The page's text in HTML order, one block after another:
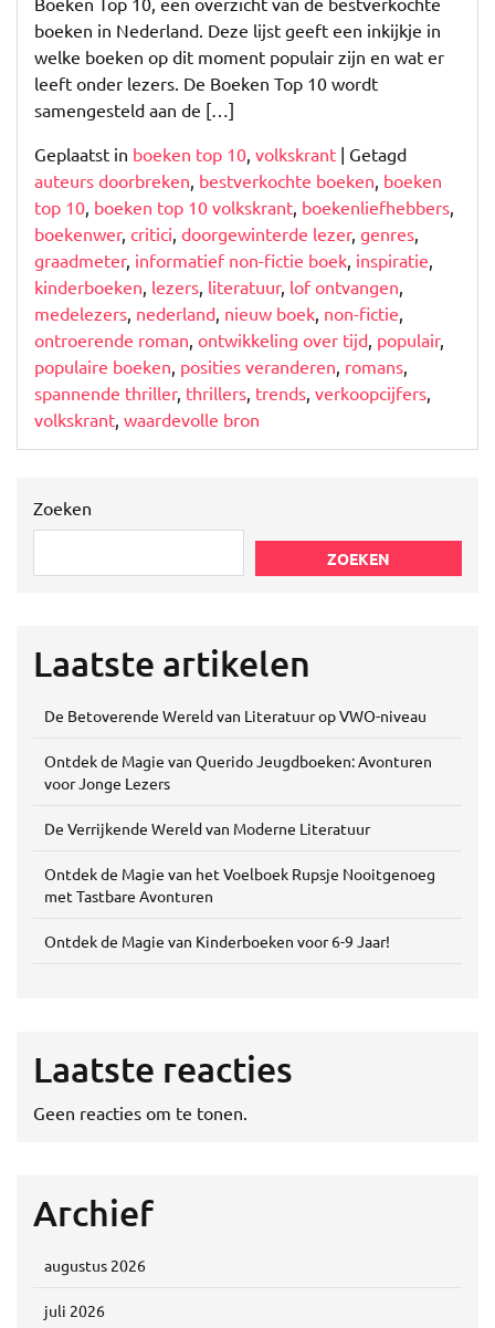
Titels
boeken in Nederland. Deze lijst geeft een inkijkje in
welke boeken op dit moment populair zijn en wat er
leeft onder lezers. De Boeken Top 10 wordt
samengesteld aan de […]
Geplaatst in boeken top 10 volkskrant | Getagd
auteurs doorbreken bestverkochte boeken boeken
top 10 boeken top 10 volkskrant boekenliefhebbers
boekenwer, critici doorgewinterde lezer, genres
graadmeter, informatief non-fictie boek inspiratie
kinderboeken lezers literatuur, lof ontvangen
medelezers nederland nieuw boek non-fictie
ontroerende roman ontwikkeling over tijd populair,
populaire boeken posities veranderen romans
spannende thriller, thrillers trends verkoopcijfers
volkskrant waardevolle bron
Zoeken
ZOEKEN
Laatste artikelen
De Betoverende Wereld van Literatuur op VWO-niveau
Ontdek de Magie van Querido Jeugdboeken: Avonturen
voor Jonge Lezers
De Verrijkende Wereld van Moderne Literatuur
Ontdek de Magie van het Voelboek Rupsje Nooitgenoeg
met Tastbare Avonturen
Ontdek de Magie van Kinderboeken voor 6-9 Jaar!
Laatste reacties
Geen reacties om te tonen.
Archief
augustus 2026
juli 2026